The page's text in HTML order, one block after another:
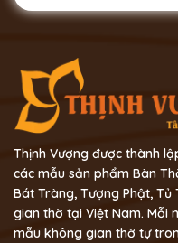
Thịnh Vượng được thành
các mẫu sản phẩm Bàn
Bát Tràng, Tượng Phật,
gian thờ tại Việt Nam. Mỗi
mẫu không gian thờ tự